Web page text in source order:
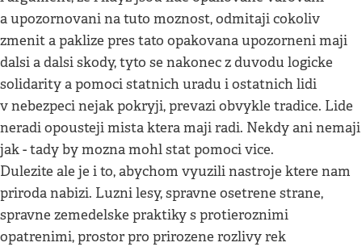
a upozornovani na tuto moznost, odmitaji cokoliv
zmenit a paklize pres tato opakovana upozorneni maji
dalsi a dalsi skody, tyto se nakonec z duvodu logicke
solidarity a pomoci statnich uradu i ostatnich lidi
v nebezpeci nejak pokryji, prevazi obvykle tradice. Lide
neradi opousteji mista ktera maji radi. Nekdy ani nemaji
jak - tady by mozna mohl stat pomoci vice.
Dulezite ale je i to, abychom vyuzili nastroje ktere nam
priroda nabizi. Luzni lesy, spravne osetrene strane,
spravne zemedelske praktiky s protieroznimi
opatrenimi, prostor pro prirozene rozlivy rek